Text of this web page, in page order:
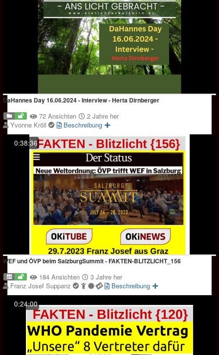
DaHannes Day 16.06.2024 - Interview - Herta Dirnberger
72 Ansichten
2 Jahre her
Yvonne Kröll
Beschreibung
0:38:36
WEF und ÖVP beim SalzburgSummit - FAKTEN-BLITZLICHT_156
184 Ansichten
3 Jahre her
Franz Josef Suppanz
Beschreibung
0:24:00